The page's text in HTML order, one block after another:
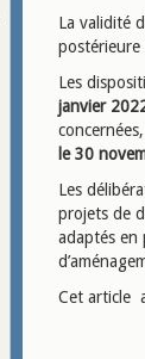
La validité
postérieure
Les
janvier
le 30
Les
projets de
adaptés en
Cet article